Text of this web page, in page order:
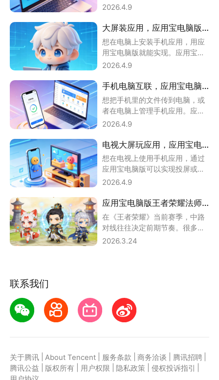
2026.4.9
到蓝牙开关。应用宝电脑版怎么
大屏装应用，应用宝电脑版安装软件教程
2026.4.9
想在电脑上安装手机应用，用应
用宝电脑版就能实现。应用宝电
脑版怎么安装软件?小编教你从下
手机电脑互联，应用宝电脑版连接手机教程
2026.4.9
想把手机里的文件传到电脑，或
者在电脑上管理手机应用。应用
宝电脑版怎么连接手机?小编教你
电视大屏玩应用，应用宝电脑版开TV教程
2026.4.9
想在电视上使用手机应用，通过
应用宝电脑版可以实现投屏或模
拟。应用宝电脑版怎么开tv?小编
应用宝电脑版王者荣耀法师核心克制攻略
2026.3.24
在《王者荣耀》当前赛季，中路
对线往往决定前期节奏。很多玩
家还在BP阶段凭感觉选英雄，其
联系我们
关于腾讯 About Tencent 服务条款 商务洽谈 腾讯招聘
腾讯公益
版权所有 用户权限 隐私政策 侵权投诉指引